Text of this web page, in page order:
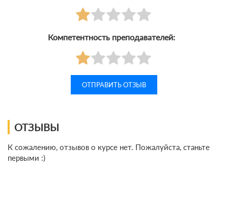
Компетентность преподавателей:
ОТЗЫВЫ
К сожалению, отзывов о курсе нет. Пожалуйста, станьте
первыми :)